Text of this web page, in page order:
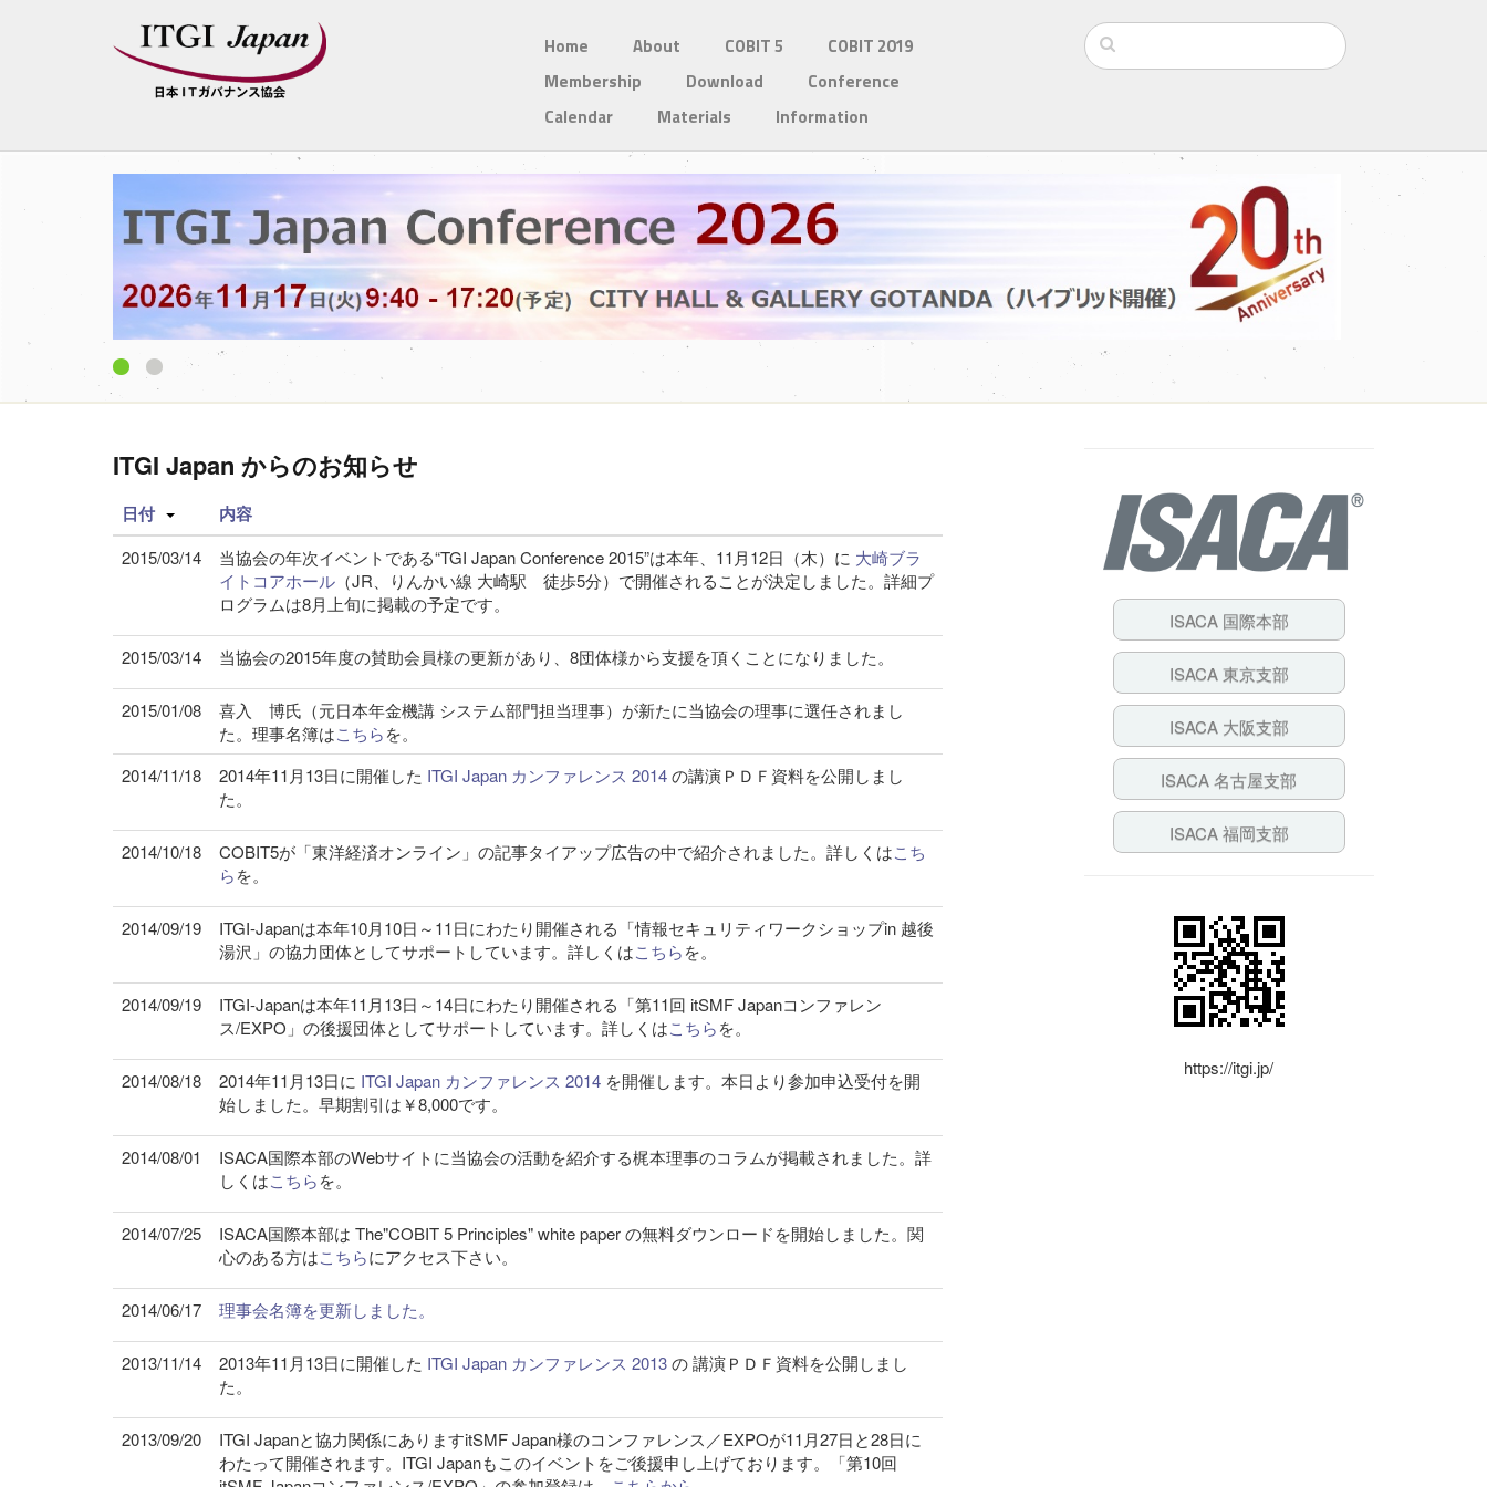
Home About COBIT 5
COBIT 2019
Membership
Download
Conference
Calendar
Materials Information
ITGI Japan からのお知らせ
日付 内容
2015/03/14 当協会の年次イベントである“TGI Japan Conference 2015”は本年、11月12日（木）に 大崎ブラ
イトコアホール （JR、りんかい線 大崎駅 徒歩5分）で開催されることが決定しました。詳細プ
ログラムは8月上旬に掲載の予定です。
2015/03/14 当協会の2015年度の賛助会員様の更新があり、8団体様から支援を頂くことになりました。
2015/01/08
喜入 博氏（元日本年金機講 システム部門担当理事）が新たに当協会の理事に選任されまし
た。理事名簿はこちらを。
2014/11/18
2014年11月13日に開催した ITGI Japan カンファレンス 2014の講演ＰＤＦ資料を公開しまし
た。
2014/10/18 COBIT5が「東洋経済オンライン」の記事タイアップ広告の中で紹介されました。詳しくはこち
らを。
2014/09/19
ITGI-Japanは本年10月10日～11日にわたり開催される「情報セキュリティワークショップin 越後
湯沢」の協力団体としてサポートしています。詳しくはこちらを。
2014/09/19
ITGI-Japanは本年11月13日～14日にわたり開催される「第11回 itSMF Japanコンファレン
ス/EXPO」の後援団体としてサポートしています。詳しくはこちらを。
2014/08/18 2014年11月13日に ITGI Japan カンファレンス 2014 を開催します。本日より参加申込受付を開
始しました。早期割引は￥8,000です。
2014/08/01
ISACA国際本部のWebサイトに当協会の活動を紹介する梶本理事のコラムが掲載されました。詳
しくはこちらを。
2014/07/25
ISACA国際本部は The"COBIT 5 Principles" white paper の無料ダウンロードを開始しました。関
心のある方はこちらにアクセス下さい。
2014/06/17 理事会名簿を更新しました。
2013/11/14 2013年11月13日に開催した ITGI Japan カンファレンス 2013の 講演ＰＤＦ資料を公開しまし
た。
2013/09/20
ITGI Japanと協力関係にありますitSMF Japan様のコンファレンス／EXPOが11月27日と28日に
わたって開催されます。ITGI Japanもこのイベントをご後援申し上げております。「第10回
ISACA 国際本部
ISACA 東京支部
ISACA 大阪支部
ISACA 名古屋支部
ISACA 福岡支部
https://itgi.jp/